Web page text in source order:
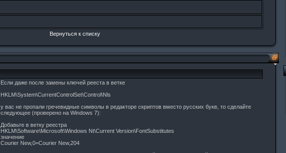
Вернуться к списку
Если даже после замены ключей рееста в ветке
HKLM\System\CurrentControlSet\Control\Nls
у вас не пропали гречевидные символы в редакторе скриптов вместо русских букв, то сделайте
следующее (проверено на Windows 7):
Добавьте в ветку реестра
HKLM\Software\Microsoft\Windows Nt\Current Version\FontSubstitutes
значение
Courier New,0=Courier New,204